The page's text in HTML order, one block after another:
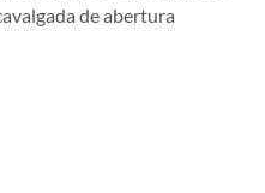
de abertura